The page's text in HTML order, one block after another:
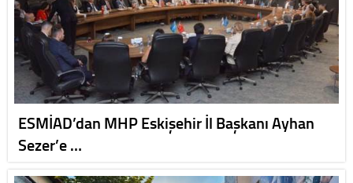
ESMİAD’dan MHP Eskişehir İl Başkanı Ayhan
Sezer’e …